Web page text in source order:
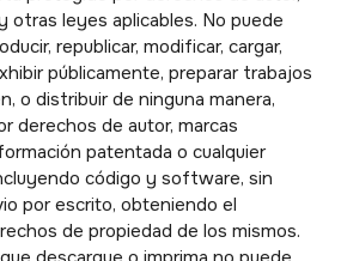
otras leyes aplicables. No puede
republicar, modificar, cargar,
públicamente, preparar trabajos
o distribuir de ninguna manera,
derechos de autor, marcas
patentada o cualquier
código y software, sin
por escrito, obteniendo el
de propiedad de los mismos.